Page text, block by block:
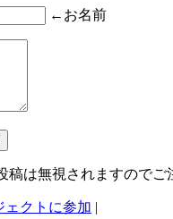
←お名前
稿は無視されますのでご
ェクトに参加 |